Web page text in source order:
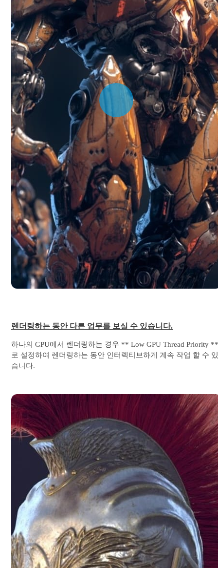
렌더링하는 동안 다른 업무를 보실 수 있습니다.
하나의 GPU에서 렌더링하는 경우 ** Low GPU Thread Priority **
로 설정하여 렌더링하는 동안 인터렉티브하게 계속 작업 할 수 있
습니다.